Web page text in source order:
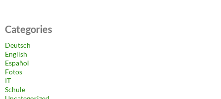
Categories
Deutsch
English
Español
Fotos
IT
Schule